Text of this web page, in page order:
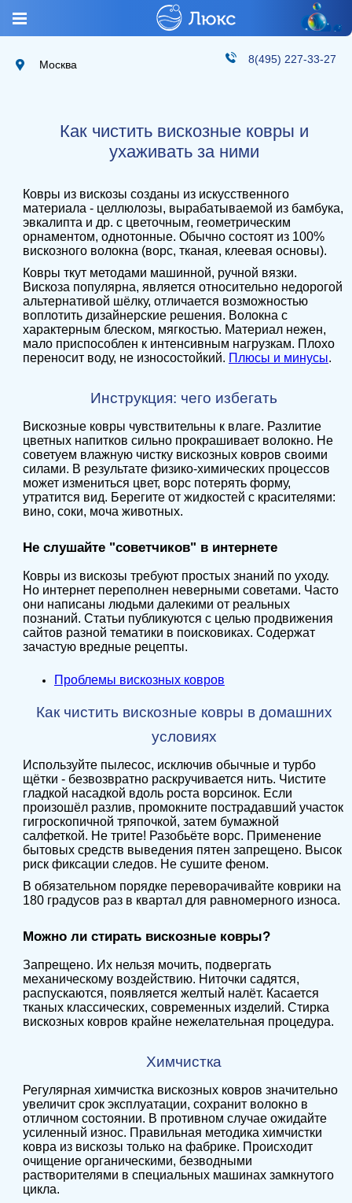
Москва 8(495) 227-33-27
Как чистить вискозные ковры и
ухаживать за ними
Ковры из вискозы созданы из искусственного
материала - целлюлозы, вырабатываемой из бамбука,
эвкалипта и др. с цветочным, геометрическим
орнаментом, однотонные. Обычно состоят из 100%
вискозного волокна (ворс, тканая, клеевая основы).
Ковры ткут методами машинной, ручной вязки.
Вискоза популярна, является относительно недорогой
альтернативой шёлку, отличается возможностью
воплотить дизайнерские решения. Волокна с
характерным блеском, мягкостью. Материал нежен,
мало приспособлен к интенсивным нагрузкам. Плохо
переносит воду, не износостойкий. Плюсы и минусы.
Инструкция: чего избегать
Вискозные ковры чувствительны к влаге. Разлитие
цветных напитков сильно прокрашивает волокно. Не
советуем влажную чистку вискозных ковров своими
силами. В результате физико-химических процессов
может измениться цвет, ворс потерять форму,
утратится вид. Берегите от жидкостей с красителями:
вино, соки, моча животных.
Не слушайте "советчиков" в интернете
Ковры из вискозы требуют простых знаний по уходу.
Но интернет переполнен неверными советами. Часто
они написаны людьми далекими от реальных
познаний. Статьи публикуются с целью продвижения
сайтов разной тематики в поисковиках. Содержат
зачастую вредные рецепты.
Проблемы вискозных ковров
Как чистить вискозные ковры в домашних
условиях
Используйте пылесос, исключив обычные и турбо
щётки - безвозвратно раскручивается нить. Чистите
гладкой насадкой вдоль роста ворсинок. Если
произошёл разлив, промокните пострадавший участок
гигроскопичной тряпочкой, затем бумажной
салфеткой. Не трите! Разобьёте ворс. Применение
бытовых средств выведения пятен запрещено. Высок
риск фиксации следов. Не сушите феном.
В обязательном порядке переворачивайте коврики на
180 градусов раз в квартал для равномерного износа.
Можно ли стирать вискозные ковры?
Запрещено. Их нельзя мочить, подвергать
механическому воздействию. Ниточки садятся,
распускаются, появляется желтый налёт. Касается
тканых классических, современных изделий. Стирка
вискозных ковров крайне нежелательная процедура.
Химчистка
Регулярная химчистка вискозных ковров значительно
увеличит срок эксплуатации, сохранит волокно в
отличном состоянии. В противном случае ожидайте
усиленный износ. Правильная методика химчистки
ковра из вискозы только на фабрике. Происходит
очищение органическими, безводными
растворителями в специальных машинах замкнутого
цикла.